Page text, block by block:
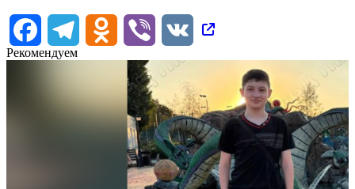
FacebookTelegram Odnoklassniki
Viber
VK
Рекомендуем